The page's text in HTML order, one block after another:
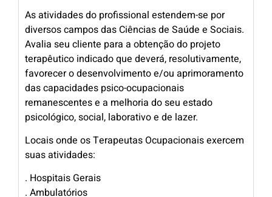
As atividades do profissional estendem-se por
diversos campos das Ciências de Saúde e Sociais.
Avalia seu cliente para a obtenção do projeto
terapêutico indicado que deverá, resolutivamente,
favorecer o desenvolvimento e/ou aprimoramento
das capacidades psico-ocupacionais
remanescentes e a melhoria do seu estado
psicológico, social, laborativo e de lazer.
Locais onde os Terapeutas Ocupacionais exercem
suas atividades:
. Hospitais Gerais
. Ambulatórios